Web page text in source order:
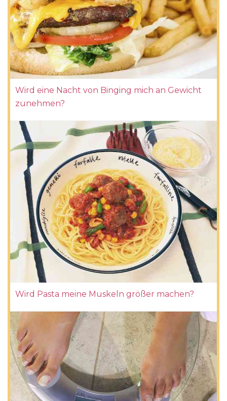
Wird eine Nacht von Binging mich an Gewicht
zunehmen?
Wird Pasta meine Muskeln größer machen?